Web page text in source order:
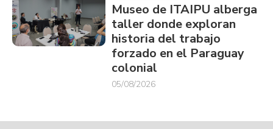
Museo de ITAIPU alberga
taller donde exploran
historia del trabajo
forzado en el Paraguay
colonial
05/08/2026